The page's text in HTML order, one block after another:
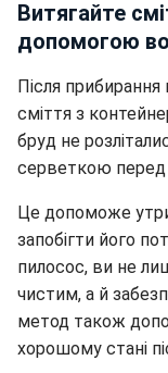
Витягайте
допомогою
Після
сміття з
бруд не
серветкою перед
Це допоможе
запобігти його
пилосос, ви не
чистим, а й
метод також
хорошому стані